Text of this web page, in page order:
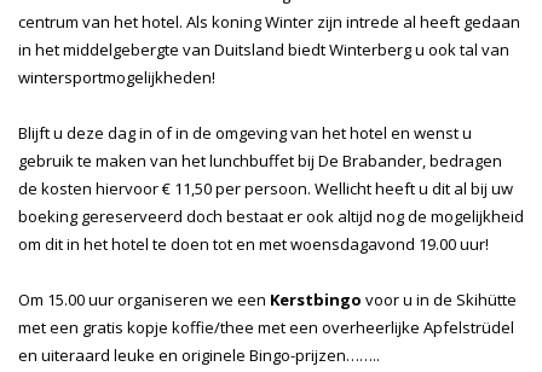
centrum van het hotel. Als koning Winter zijn intrede al heeft gedaan
in het middelgebergte van Duitsland biedt Winterberg u ook tal van
wintersportmogelijkheden!
Blijft u deze dag in of in de omgeving van het hotel en wenst u
gebruik te maken van het lunchbuffet bij De Brabander, bedragen
de kosten hiervoor € 11,50 per persoon. Wellicht heeft u dit al bij uw
boeking gereserveerd doch bestaat er ook altijd nog de mogelijkheid
om dit in het hotel te doen tot en met woensdagavond 19.00 uur!
Om 15.00 uur organiseren we een Kerstbingo voor u in de Skihütte
met een gratis kopje koffie/thee met een overheerlijke Apfelstrüdel
en uiteraard leuke en originele Bingo-prijzen……..